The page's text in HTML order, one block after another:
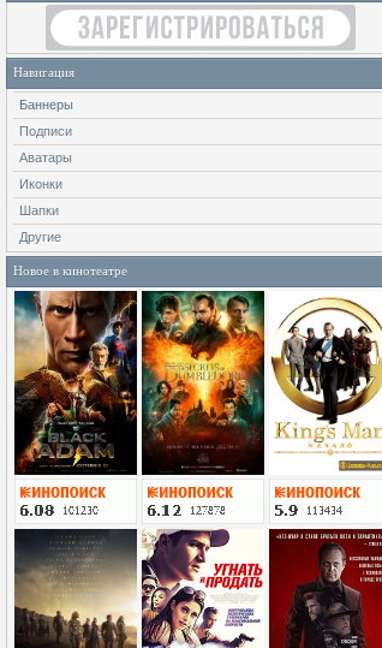
Навигация
Баннеры
Подписи
Аватары
Иконки
Шапки
Другие
Новое в кинотеатре